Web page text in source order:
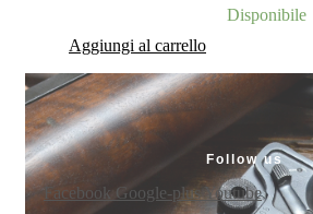
Disponibile
Aggiungi al carrello
Follow us
Facebook Google-plusYoutube